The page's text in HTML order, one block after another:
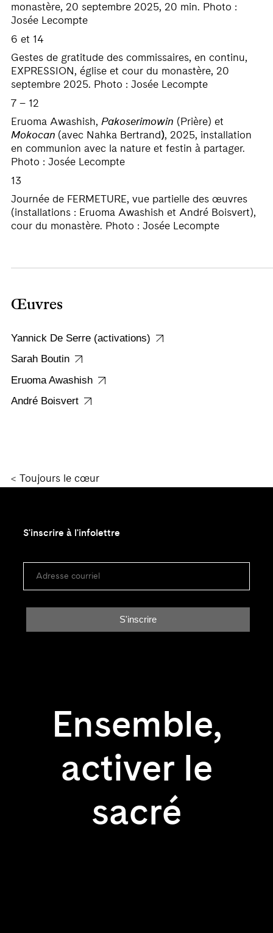
monastère, 20 septembre 2025, 20 min. Photo :
Josée Lecompte
6 et 14
Gestes de gratitude des commissaires, en continu,
EXPRESSION, église et cour du monastère, 20
septembre 2025. Photo : Josée Lecompte
7 – 12
Eruoma Awashish, Pakoserimowin (Prière) et
Mokocan (avec Nahka Bertrand), 2025, installation
en communion avec la nature et festin à partager.
Photo : Josée Lecompte
13
Journée de FERMETURE, vue partielle des œuvres
(installations : Eruoma Awashish et André Boisvert),
cour du monastère. Photo : Josée Lecompte
Œuvres
Yannick De Serre (activations)
Sarah Boutin
Eruoma Awashish
André Boisvert
< Toujours le cœur
Ensemble,
activer le
sacré
S'inscrire à l'infolettre